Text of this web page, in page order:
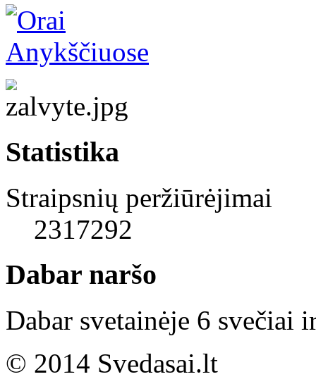
Statistika
Straipsnių peržiūrėjimai
2317292
Dabar naršo
Dabar svetainėje 6 svečiai
© 2014 Svedasai.lt